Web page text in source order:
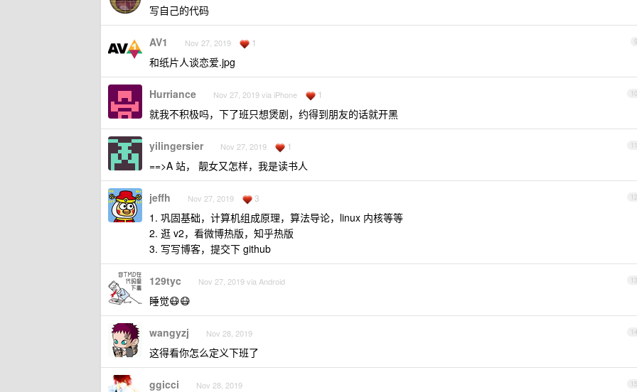
写自己的代码
9
AV1 Nov 27, 2019 1
和纸片人谈恋爱.jpg
10
Hurriance Nov 27, 2019 via iPhone 1
就我不积极吗，下了班只想煲剧，约得到朋友的话就开黑
11
yilingersier Nov 27, 2019 1
==>A 站， 靓女又怎样，我是读书人
12
jeffh Nov 27, 2019 3
1. 巩固基础，计算机组成原理，算法导论，linux 内核等等
2. 逛 v2，看微博热版，知乎热版
3. 写写博客，提交下 github
13
129tyc Nov 27, 2019 via Android
睡觉😷😷
14
wangyzj Nov 28, 2019
这得看你怎么定义下班了
15
ggicci Nov 28, 2019